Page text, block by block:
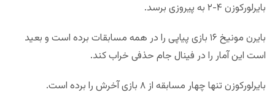
بایرلورکوزن ۴-۲ به پیروزی برسد.
بایرن مونیخ ۱۶ بازی پیاپی را در همه مسابقات برده است و بعید
است این آمار را در فینال جام حذفی خراب کند.
بایرلورکوزن تنها چهار مسابقه از ۸ بازی آخرش را برده است.